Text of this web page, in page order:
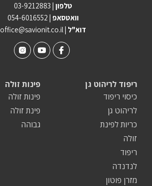
טלפון | 03-9212883
וואטסאפ | 054-6016552
office@savionit.co.il | דוא"ל
פינות זולה
פינות זולה
פינת זולה
גבוהה
ריפוד לריהוט גן
כיסוי ריפוד
לריהוט גן
כריות לפינת
זולה
ריפוד
לנדנדה
מזרן פוטון